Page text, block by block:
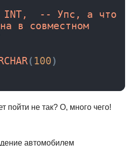
INT,  -- Упс, а что
в совместном
( 100)
пойти не так? О, много чего!
автомобилем